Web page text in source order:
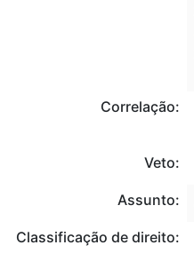
Correlação:
Veto:
Assunto:
Classificação de direito: